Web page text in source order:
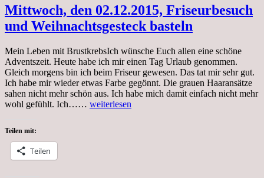
Mittwoch, den 02.12.2015, Friseurbesuch
und Weihnachtsgesteck basteln
Mein Leben mit BrustkrebsIch wünsche Euch allen eine schöne
Adventszeit. Heute habe ich mir einen Tag Urlaub genommen.
Gleich morgens bin ich beim Friseur gewesen. Das tat mir sehr gut.
Ich habe mir wieder etwas Farbe gegönnt. Die grauen Haaransätze
sahen nicht mehr schön aus. Ich habe mich damit einfach nicht mehr
wohl gefühlt. Ich…… Mittwoch,
weiterlesen
Teilen mit:
Teilen